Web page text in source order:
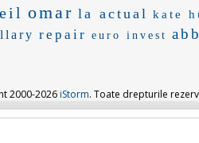
omar la actual kate
repair euro invest
2000-2026iStorm. Toate drepturile